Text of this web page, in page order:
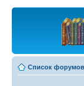
Список форумов